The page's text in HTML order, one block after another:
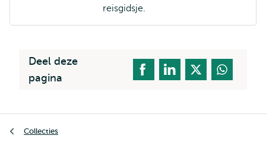
reisgidsje.
Deel deze
pagina
Collecties